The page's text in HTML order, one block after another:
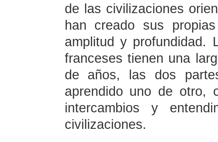
de las civilizaciones
han creado sus
amplitud y profundidad.
franceses tienen una
de años, las dos
aprendido uno de otro,
intercambios y
civilizaciones.